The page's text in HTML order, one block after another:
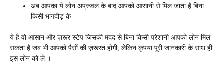
अब आपका ये लोन अप्रूवल के बाद आपको आसानी से मिल जाता है बिना
किसी भागदौड़ के
ये है वो आसान और ज़रूर स्टेप जिसकी मदद से बिना किसी परेशानी आपको लोन मिल
सकता है जब भी आपको पैसों की ज़रूरत होगी, लेकिन कृपया पूरी जानकारी के साथ ही
इस लोन को ले ।